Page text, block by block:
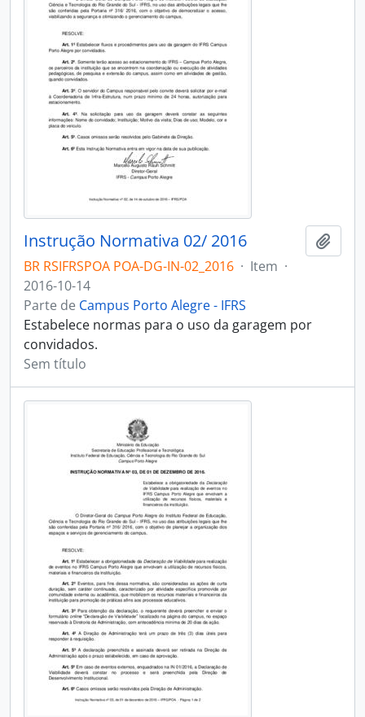
Instrução Normativa 02/ 2016
BR RSIFRSPOA POA-DG-IN-02_2016 · Item ·
2016-10-14
Parte de Campus Porto Alegre - IFRS
Estabelece normas para o uso da garagem por
convidados.
Sem título